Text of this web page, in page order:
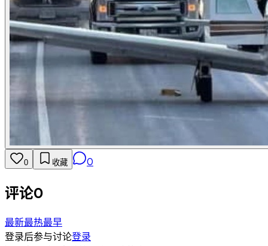
0 收藏 0
评论0
最新最热最早
登录后参与讨论登录